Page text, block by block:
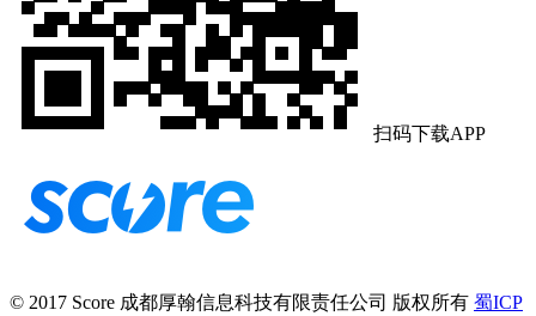
扫码下载APP
© 2017 Score 成都厚翰信息科技有限责任公司 版权所有 蜀ICP